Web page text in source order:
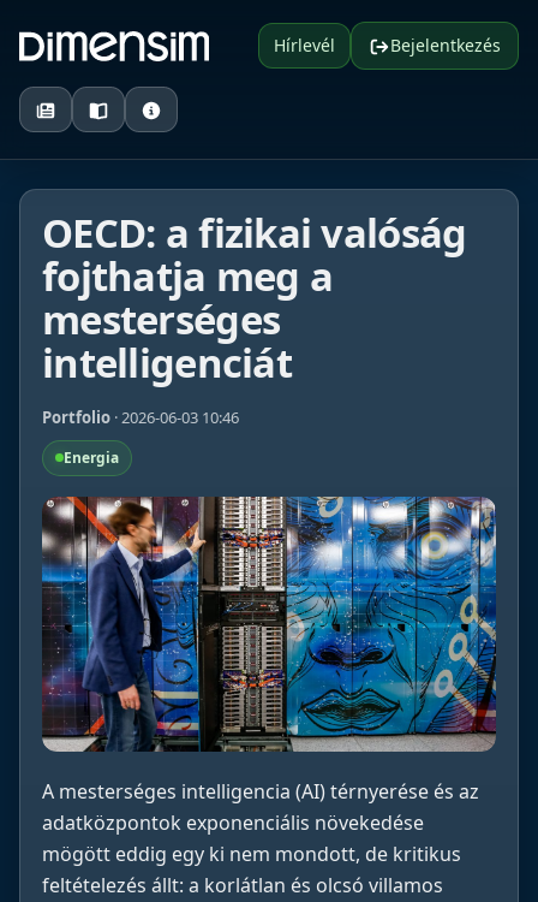
Hírlevél Bejelentkezés
OECD: a fizikai valóság
fojthatja meg a
mesterséges
intelligenciát
Portfolio · 2026-06-03 10:46
Energia
A mesterséges intelligencia (AI) térnyerése és az
adatközpontok exponenciális növekedése
mögött eddig egy ki nem mondott, de kritikus
feltételezés állt: a korlátlan és olcsó villamos